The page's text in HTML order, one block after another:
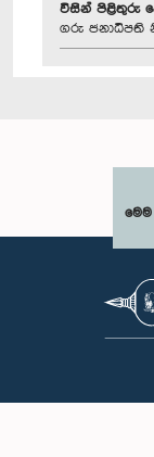
විසින් පිළිතුරු
ගරු ජනාධිපති